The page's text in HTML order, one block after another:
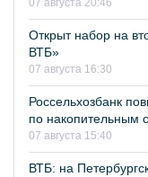
07 августа 20:46
Открыт набор на
ВТБ»
07 августа 16:30
Россельхозбанк
по накопительным
07 августа 15:40
ВТБ: на